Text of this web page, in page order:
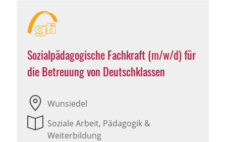
Sozialpädagogische Fachkraft (m/w/d) für
die Betreuung von Deutschklassen
Wunsiedel
Soziale Arbeit, Pädagogik &
Weiterbildung